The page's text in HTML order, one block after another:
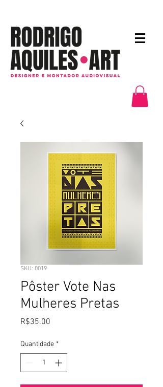
SKU: 0019
Pôster Vote Nas
Mulheres Pretas
R$35.00
Quantidade *